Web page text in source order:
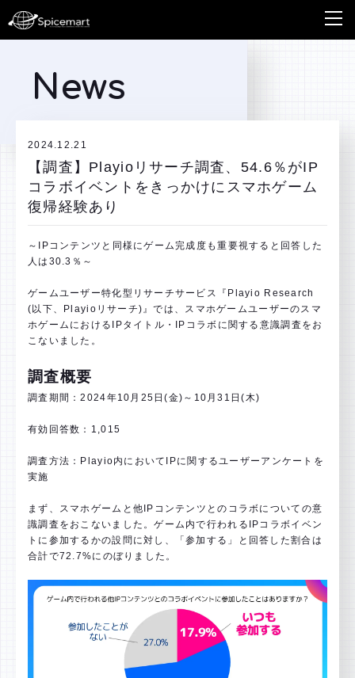
News
2024.12.21
【調査】Playioリサーチ調査、54.6％がIP
コラボイベントをきっかけにスマホゲーム
復帰経験あり
～IPコンテンツと同様にゲーム完成度も重要視すると回答した
人は30.3％～
ゲームユーザー特化型リサーチサービス『Playio Research
(以下、Playioリサーチ)』では、スマホゲームユーザーのスマ
ホゲームにおけるIPタイトル・IPコラボに関する意識調査をお
こないました。
調査概要
調査期間：2024年10月25日(金)～10月31日(木)
有効回答数：1,015
調査方法：Playio内においてIPに関するユーザーアンケートを
実施
まず、スマホゲームと他IPコンテンツとのコラボについての意
識調査をおこないました。ゲーム内で行われるIPコラボイベン
トに参加するかの設問に対し、「参加する」と回答した割合は
合計で72.7%にのぼりました。